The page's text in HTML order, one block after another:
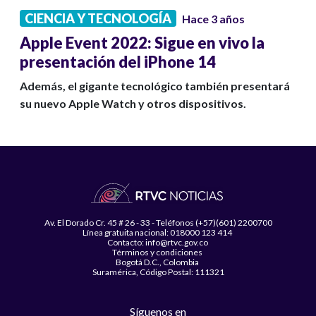
CIENCIA Y TECNOLOGÍA Hace 3 años
Apple Event 2022: Sigue en vivo la
presentación del iPhone 14
Además, el gigante tecnológico también presentará
su nuevo Apple Watch y otros dispositivos.
Av. El Dorado Cr. 45 # 26 - 33 - Teléfonos (+57)(601) 2200700
Línea gratuita nacional: 018000 123 414
Contacto: info@rtvc.gov.co
Términos y condiciones
Bogotá D.C., Colombia
Suramérica, Código Postal: 111321
Síguenos en